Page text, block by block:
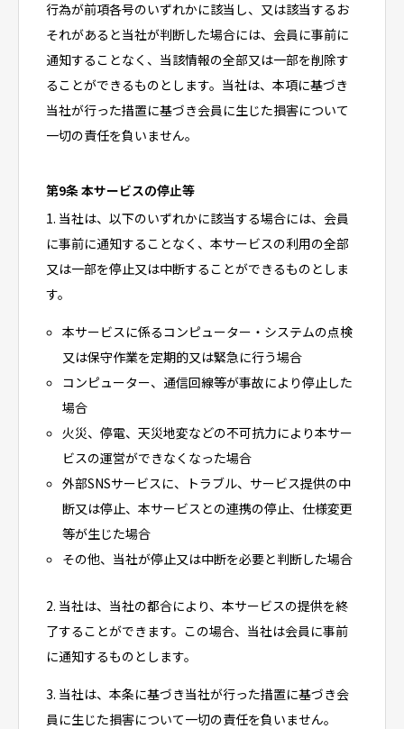
行為が前項各号のいずれかに該当し、又は該当するお
それがあると当社が判断した場合には、会員に事前に
通知することなく、当該情報の全部又は一部を削除す
ることができるものとします。当社は、本項に基づき
当社が行った措置に基づき会員に生じた損害について
一切の責任を負いません。
第9条 本サービスの停止等
1. 当社は、以下のいずれかに該当する場合には、会員
に事前に通知することなく、本サービスの利用の全部
又は一部を停止又は中断することができるものとしま
す。
本サービスに係るコンピューター・システムの点検
又は保守作業を定期的又は緊急に行う場合
コンピューター、通信回線等が事故により停止した
場合
火災、停電、天災地変などの不可抗力により本サー
ビスの運営ができなくなった場合
外部SNSサービスに、トラブル、サービス提供の中
断又は停止、本サービスとの連携の停止、仕様変更
等が生じた場合
その他、当社が停止又は中断を必要と判断した場合
2. 当社は、当社の都合により、本サービスの提供を終
了することができます。この場合、当社は会員に事前
に通知するものとします。
3. 当社は、本条に基づき当社が行った措置に基づき会
員に生じた損害について一切の責任を負いません。